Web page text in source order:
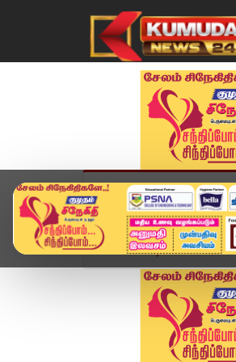
முகப்பு விளையாட்டு
Home வீடியோ ஸ்டோரி